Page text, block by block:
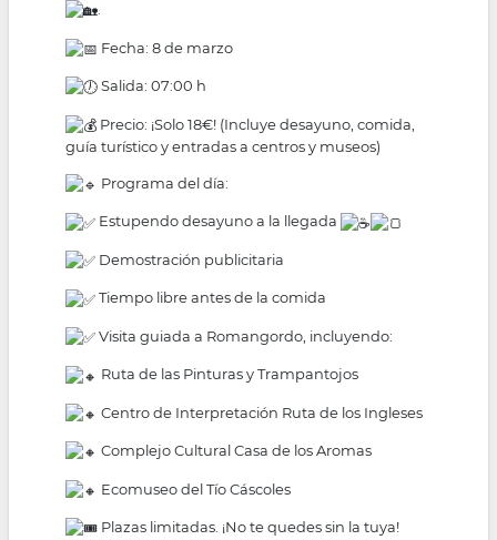
Fecha: 8 de marzo
Salida: 07:00 h
Precio: ¡Solo 18€! (Incluye desayuno, comida,
guía turístico y entradas a centros y museos)
Programa del día:
Estupendo desayuno a la llegada
Demostración publicitaria
Tiempo libre antes de la comida
Visita guiada a Romangordo, incluyendo:
Ruta de las Pinturas y Trampantojos
Centro de Interpretación Ruta de los Ingleses
Complejo Cultural Casa de los Aromas
Ecomuseo del Tío Cáscoles
Plazas limitadas. ¡No te quedes sin la tuya!